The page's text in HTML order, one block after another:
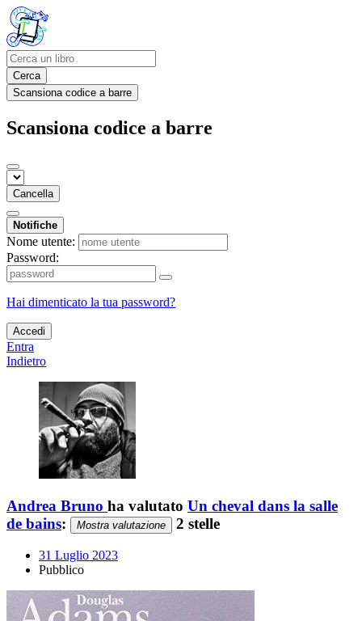
Cerca
Scansiona codice a barre
Scansiona codice a barre
Cancella
Notifiche
Nome utente:
Password:
Hai dimenticato la tua password?
Accedi
Entra
Indietro
Andrea Bruno ha valutato Un cheval dans la salle
de bains: Mostra valutazione 2 stelle
31 Luglio 2023
Pubblico